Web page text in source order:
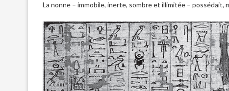
La nonne – immobile, inerte, sombre et illimitée – possédait,